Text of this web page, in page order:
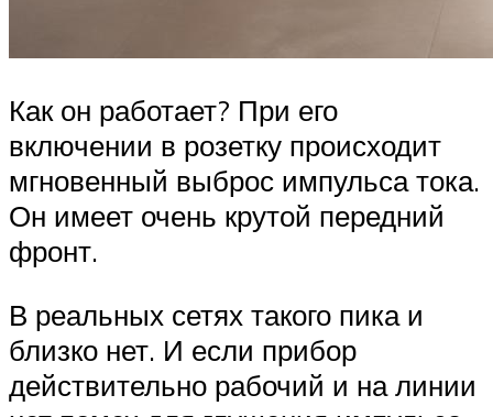
Как он работает? При его
включении в розетку происходит
мгновенный выброс импульса тока.
Он имеет очень крутой передний
фронт.
В реальных сетях такого пика и
близко нет. И если прибор
действительно рабочий и на линии